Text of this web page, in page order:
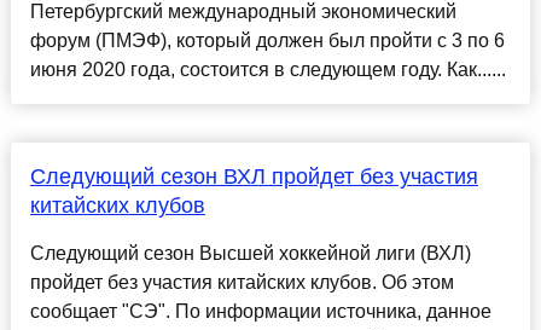
Петербургский международный экономический
форум (ПМЭФ), который должен был пройти с 3 по 6
июня 2020 года, состоится в следующем году. Как......
Следующий сезон ВХЛ пройдет без участия
китайских клубов
Следующий сезон Высшей хоккейной лиги (ВХЛ)
пройдет без участия китайских клубов. Об этом
сообщает "СЭ". По информации источника, данное